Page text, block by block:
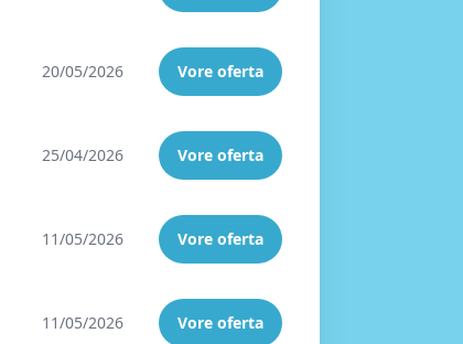
20/05/2026 Vore oferta
25/04/2026 Vore oferta
11/05/2026 Vore oferta
11/05/2026 Vore oferta